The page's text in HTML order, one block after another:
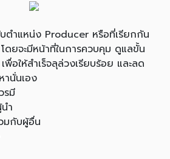
ตำแหน่ง Producer หรือที่เรียกกัน
ดยจะมีหน้าที่ในการควบคุม ดูแลขั้น
อให้สำเร็จลุล่วงเรียบร้อย และลด
านั่นเอง
รมี
ำ
มกับผู้อื่น